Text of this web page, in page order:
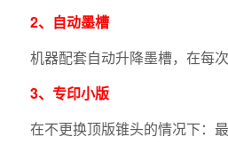
2、自动墨槽
机器配套自动升降墨槽，在每
3、专印小版
在不更换顶版锥头的情况下：